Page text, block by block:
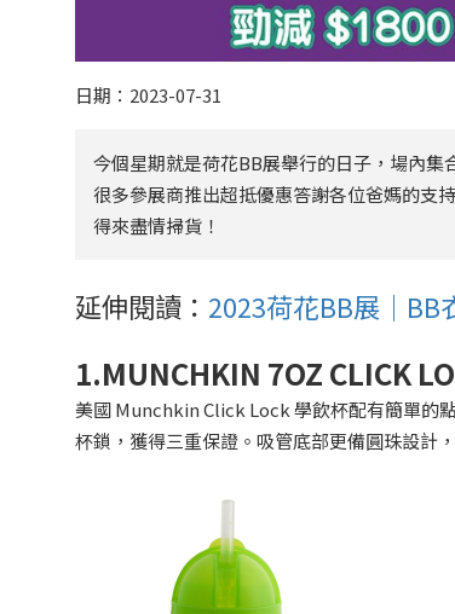
日期：2023-07-31
今個星期就是荷花BB展舉行的日子，場內
很多參展商推出超抵優惠答謝各位爸媽的支
得來盡情掃貨！
延伸閱讀： 2023荷花BB展｜
1.MUNCHKIN 7OZ CLICK
美國 Munchkin Click Lock 學飲杯配有簡單的
杯鎖，獲得三重保證。吸管底部更備圓珠設計